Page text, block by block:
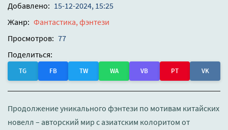
Добавлено: 15-12-2024, 15:25
Жанр: Фантастика, фэнтези
Просмотров: 77
Поделиться:
TG FB TW WA VB PT VK
Продолжение уникального фэнтези по мотивам китайских
новелл – авторский мир с азиатским колоритом от